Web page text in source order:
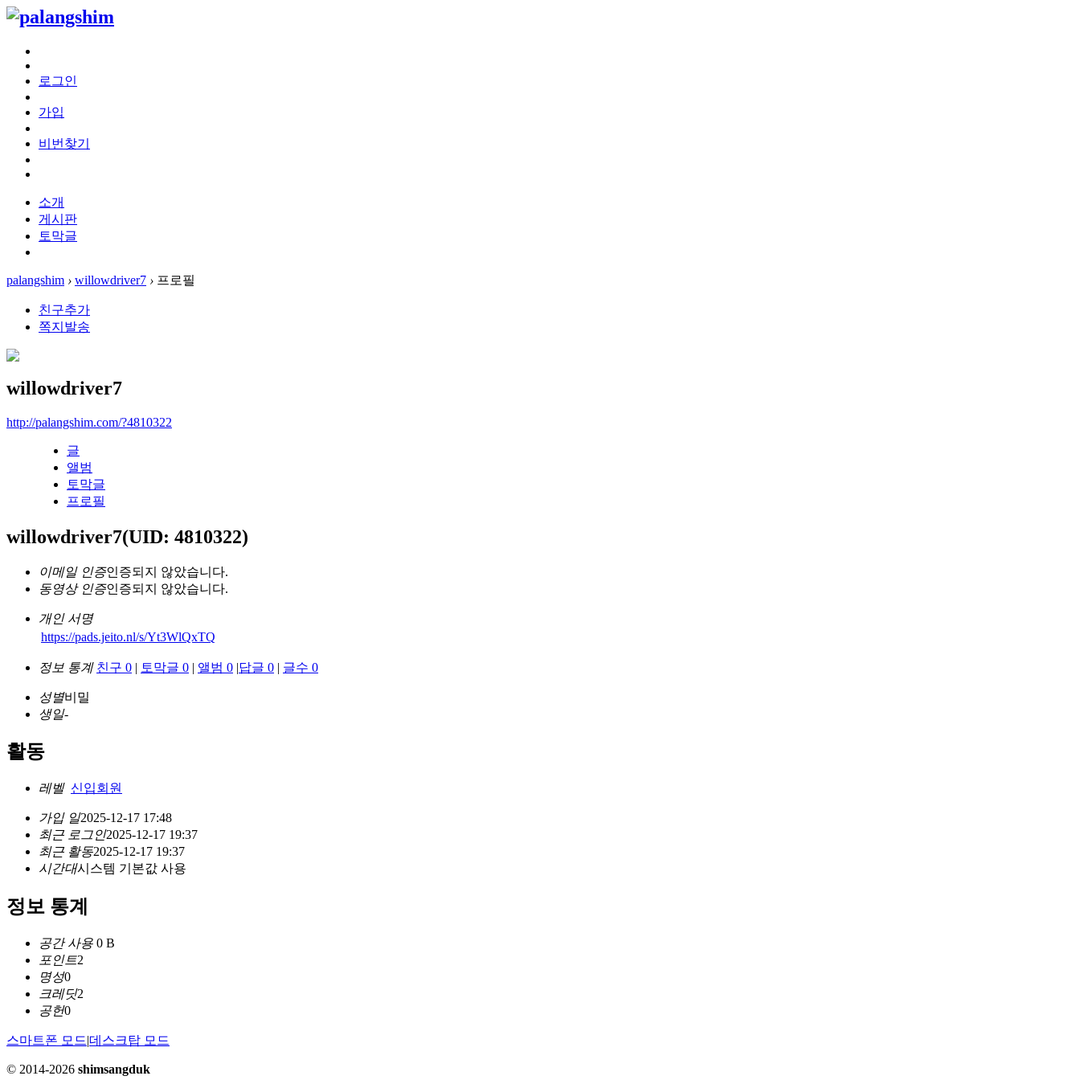
로그인
가입
비번찾기
소개
게시판
토막글
palangshim › willowdriver7 › 프로필
친구추가
쪽지발송
willowdriver7
http://palangshim.com/?4810322
글
앨범
토막글
프로필
willowdriver7(UID: 4810322)
이메일 인증인증되지 않았습니다.
동영상 인증인증되지 않았습니다.
개인 서명
https://pads.jeito.nl/s/Yt3WlQxTQ
정보 통계 친구 0 | 토막글 0 | 앨범 0 |답글 0 | 글수 0
성별비밀
생일-
활동
레벨 신입회원
가입 일2025-12-17 17:48
최근 로그인2025-12-17 19:37
최근 활동2025-12-17 19:37
시간대시스템 기본값 사용
정보 통계
공간 사용 0 B
포인트2
명성0
크레딧2
공헌0
스마트폰 모드|데스크탑 모드
© 2014-2026 shimsangduk